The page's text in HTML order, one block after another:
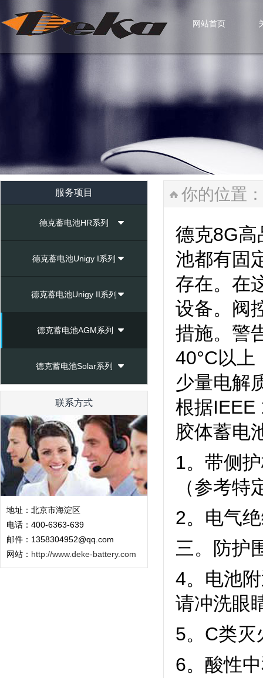
网站首页
服务项目
德克蓄电池HR系列
德克蓄电池Unigy I系列
德克蓄电池Unigy II系列
德克蓄电池AGM系列
德克蓄电池Solar系列
联系方式
地址：北京市海淀区
电话：400-6363-639
邮件：1358304952@qq.com
网站： http://www.deke-battery.com
你的位置：
德克8G高
池都有固
存在。在
设备。阀
措施。警
40°C以
少量电解
根据IEEE
胶体蓄电
1。带侧
（参考
2。电气
三。防护
4。电池
请冲洗眼
5。C类灭
6。酸性